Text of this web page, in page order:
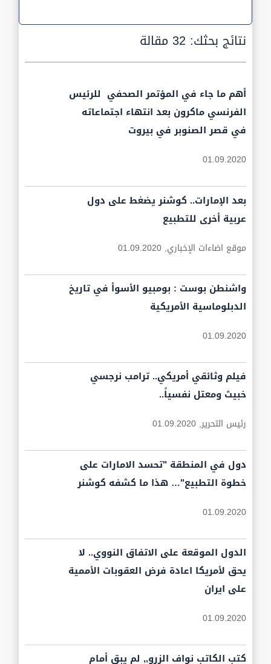
نتائج بحثك:32 مقالة
أهم ما جاء في المؤتمر الصحفي للرئيس
الفرنسي ماكرون بعد انتهاء اجتماعاته
في قصر الصنوبر في بيروت
01.09.2020
بعد الإمارات.. كوشنر يضغط على دول
عربية أخرى للتطبيع
موقع اضاءات الإخباري,01.09.2020
واشنطن بوست : بومبيو الأسوأ في تاريخ
الدبلوماسية الأمريكية
01.09.2020
فيلم وثائقي أمريكي.. ترامب نرجسي
خبيث ومعتل نفسياً..
رئيس التحرير,01.09.2020
دول في المنطقة "تحسد الامارات على
خطوة التطبيع"… هذا ما كشفه كوشنر
01.09.2020
الدول الموقعة على الاتفاق النووي.. لا
يحق لأمريكا اعادة فرض العقوبات الأممية
على ايران
01.09.2020
كتب الكاتب نواف الزرو,, لم يبق أمام